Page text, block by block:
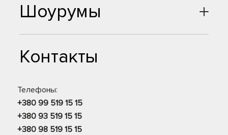
Шоурумы
Контакты
Телефоны:
+380 99 519 15 15
+380 93 519 15 15
+380 98 519 15 15